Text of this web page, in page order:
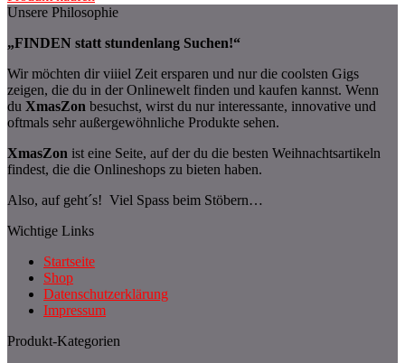
Unsere Philosophie
„FINDEN statt stundenlang Suchen!“
Wir möchten dir viiiel Zeit ersparen und nur die coolsten Gigs
zeigen, die du in der Onlinewelt finden und kaufen kannst. Wenn
du XmasZon besuchst, wirst du nur interessante, innovative und
oftmals sehr außergewöhnliche Produkte sehen.
XmasZon ist eine Seite, auf der du die besten Weihnachtsartikeln
findest, die die Onlineshops zu bieten haben.
Also, auf geht´s! Viel Spass beim Stöbern…
Wichtige Links
Startseite
Shop
Datenschutzerklärung
Impressum
Produkt-Kategorien